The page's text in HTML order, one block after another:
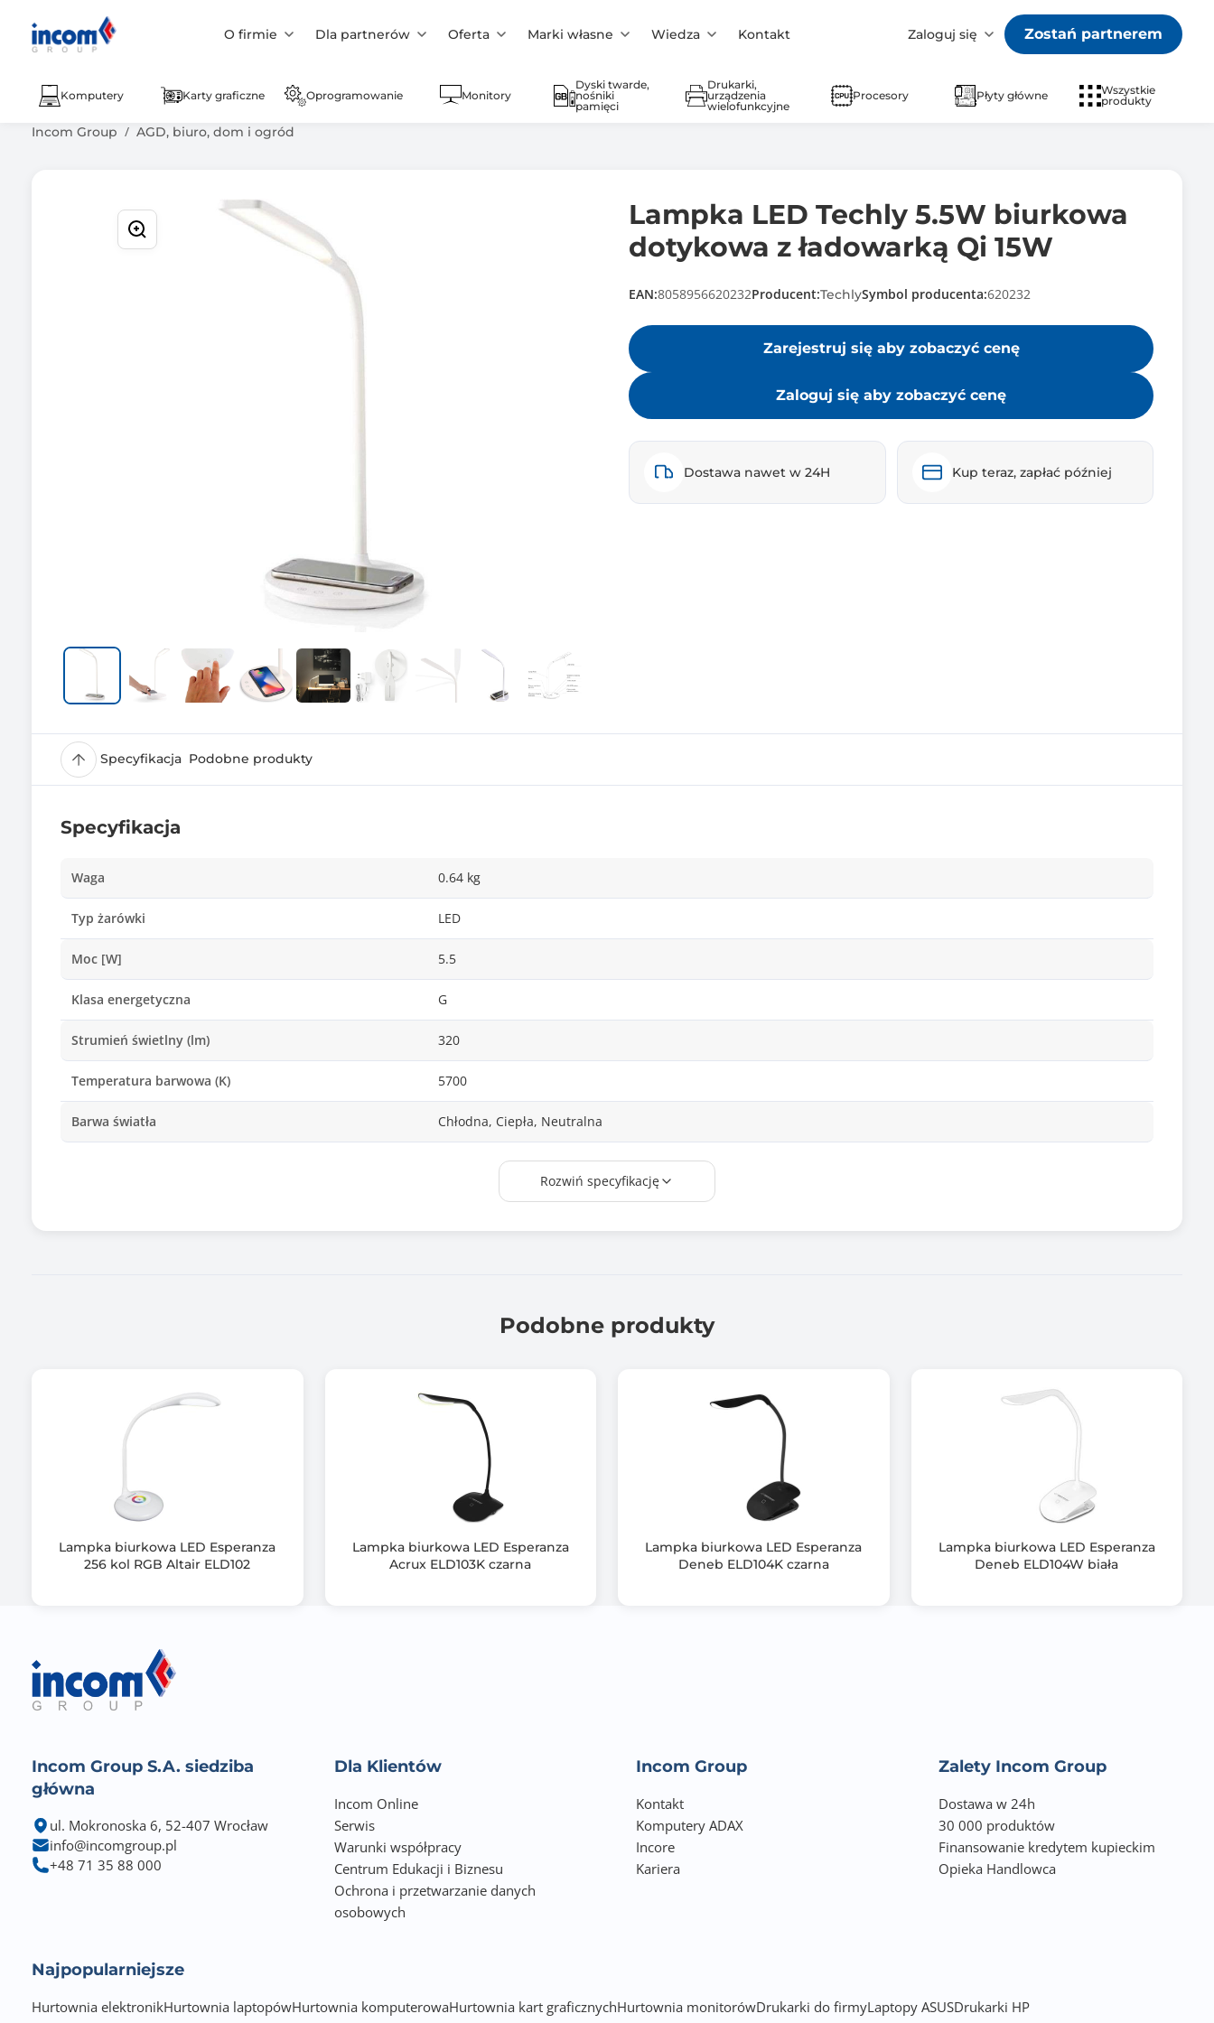
O firmie Dla partnerów Oferta Marki własne Wiedza Kontakt Zaloguj się Zostań partnerem
Komputery Karty graficzne Oprogramowanie Monitory
Dyski twarde,
nośniki
pamięci
Drukarki,
urządzenia
wielofunkcyjne
Procesory Płyty główne
Wszystkie
produkty
Incom Group AGD, biuro, dom i ogród
Lampka LED Techly 5.5W biurkowa
dotykowa z ładowarką Qi 15W
EAN:8058956620232Producent:TechlySymbol producenta:620232
Zarejestruj się aby zobaczyć cenę
Zaloguj się aby zobaczyć cenę
Dostawa nawet w 24H Kup teraz, zapłać później
Specyfikacja Podobne produkty
Specyfikacja
Waga 0.64 kg
Typ żarówki LED
Moc [W] 5.5
Klasa energetyczna G
Strumień świetlny (lm) 320
Temperatura barwowa (K) 5700
Barwa światła Chłodna, Ciepła, Neutralna
Akumulatorowe
170 x 170 x 600
Funkcja ładowarki bezprzewodowej: tak
Moc ładowania bezprzewodowego:
15W max. przy wyłączonym świetle LED
10W max. przy włączonym świetle LED
Gwarancja producenta [mies.] 36
Rozwiń specyfikację
Podobne produkty
Lampka biurkowa LED Esperanza
256 kol RGB Altair ELD102
Lampka biurkowa LED Esperanza
Acrux ELD103K czarna
Lampka biurkowa LED Esperanza
Deneb ELD104K czarna
Lampka biurkowa LED Esperanza
Deneb ELD104W biała
Incom Group S.A. siedziba
główna
ul. Mokronoska 6, 52-407 Wrocław
info@incomgroup.pl
+48 71 35 88 000
Dla Klientów
Incom Online
Serwis
Warunki współpracy
Centrum Edukacji i Biznesu
Ochrona i przetwarzanie danych
osobowych
Incom Group
Kontakt
Komputery ADAX
Incore
Kariera
Zalety Incom Group
Dostawa w 24h
30 000 produktów
Finansowanie kredytem kupieckim
Opieka Handlowca
Najpopularniejsze
Hurtownia elektronikHurtownia laptopówHurtownia komputerowaHurtownia kart graficznychHurtownia monitorówDrukarki do firmyLaptopy ASUSDrukarki HP